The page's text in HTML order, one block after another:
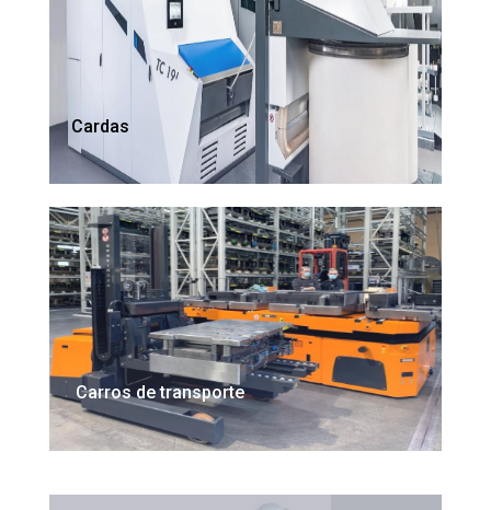
Cardas
Carros de transporte